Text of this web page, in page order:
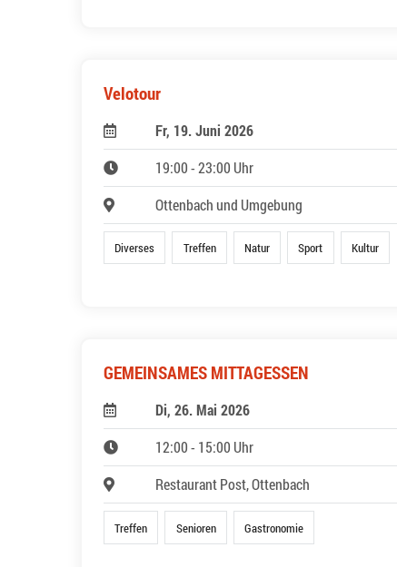
Velotour
Fr, 19. Juni 2026
19:00 - 23:00 Uhr
Ottenbach und Umgebung
Diverses Treffen Natur Sport Kultur
GEMEINSAMES MITTAGESSEN
Di, 26. Mai 2026
12:00 - 15:00 Uhr
Restaurant Post, Ottenbach
Treffen Senioren Gastronomie